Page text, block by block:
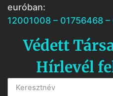
euróban:
12001008 – 01756468
Védett
Hírlevél